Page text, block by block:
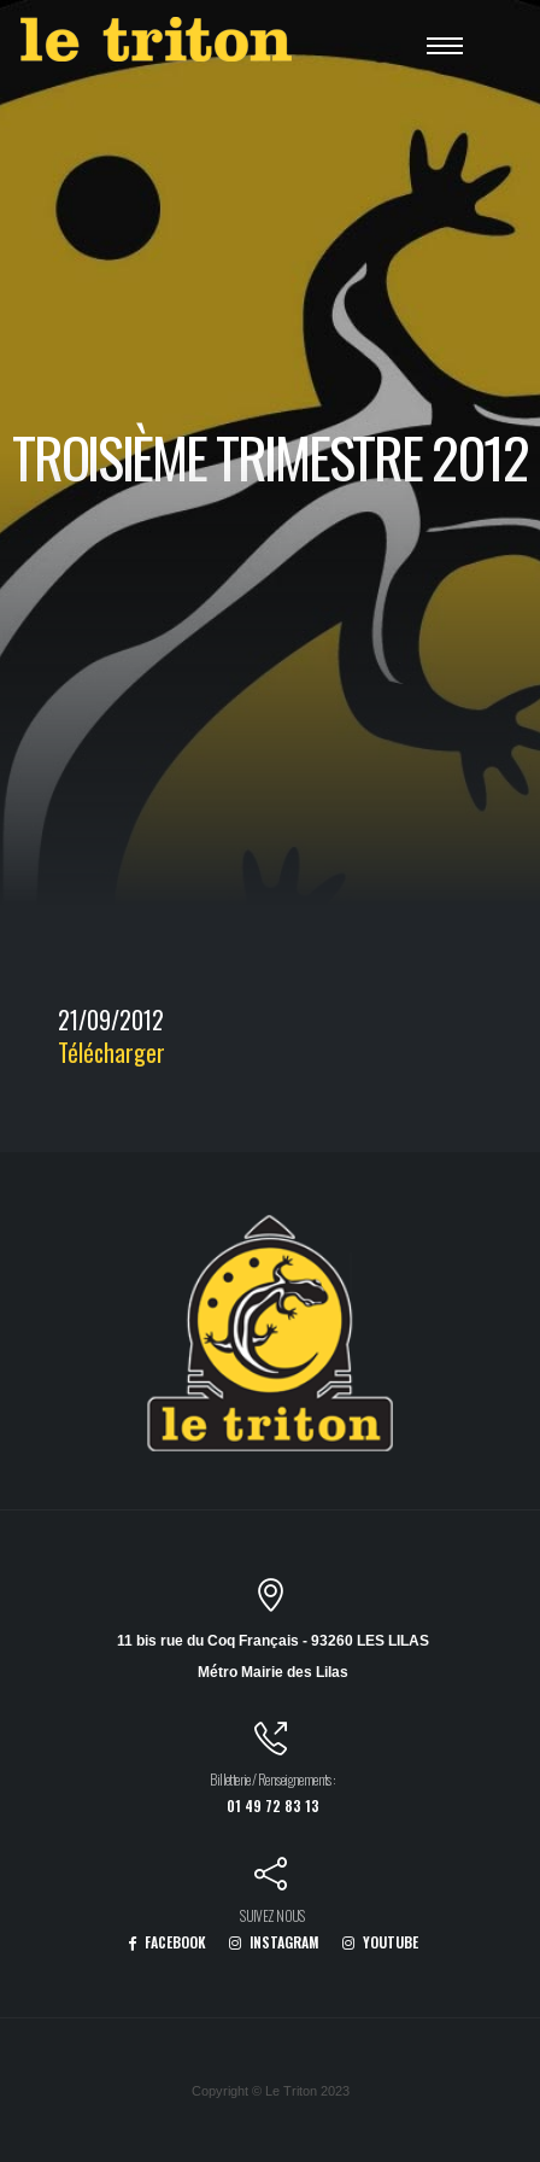
TROISIÈME TRIMESTRE 2012
21/09/2012
Télécharger
11 bis rue du Coq Français - 93260 LES LILAS
Métro Mairie des Lilas
Billetterie / Renseignements :
01 49 72 83 13
SUIVEZ NOUS
FACEBOOK
INSTAGRAM YOUTUBE
Copyright © Le Triton 2023